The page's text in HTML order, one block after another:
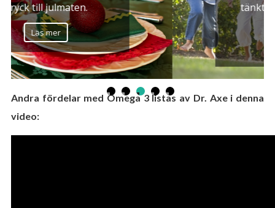
tänkte nu gå emot denna
trend.
Läs mer
Andra fördelar med Omega 3 listas av Dr. Axe i denna
video: